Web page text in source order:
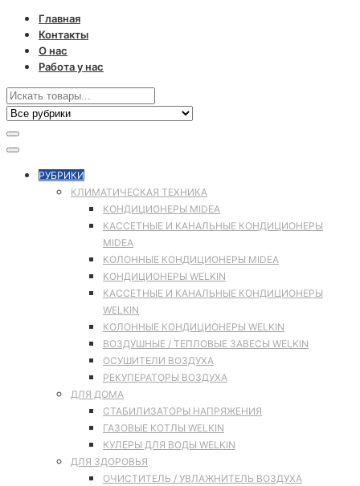
Главная
Контакты
О нас
Работа у нас
РУБРИКИ
КЛИМАТИЧЕСКАЯ ТЕХНИКА
КОНДИЦИОНЕРЫ MIDEA
КАССЕТНЫЕ И КАНАЛЬНЫЕ КОНДИЦИОНЕРЫ
MIDEA
КОЛОННЫЕ КОНДИЦИОНЕРЫ MIDEA
КОНДИЦИОНЕРЫ WELKIN
КАССЕТНЫЕ И КАНАЛЬНЫЕ КОНДИЦИОНЕРЫ
WELKIN
КОЛОННЫЕ КОНДИЦИОНЕРЫ WELKIN
ВОЗДУШНЫЕ / ТЕПЛОВЫЕ ЗАВЕСЫ WELKIN
ОСУШИТЕЛИ ВОЗДУХА
РЕКУПЕРАТОРЫ ВОЗДУХА
ДЛЯ ДОМА
СТАБИЛИЗАТОРЫ НАПРЯЖЕНИЯ
ГАЗОВЫЕ КОТЛЫ WELKIN
КУЛЕРЫ ДЛЯ ВОДЫ WELKIN
ДЛЯ ЗДОРОВЬЯ
ОЧИСТИТЕЛЬ / УВЛАЖНИТЕЛЬ ВОЗДУХА